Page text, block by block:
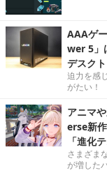
AAAゲ
wer 5」
デスク
迫力を感
がたい！
アニマ
erse新
「進化
さまざま
が増した